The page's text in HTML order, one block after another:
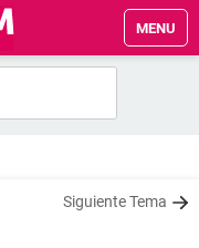
MENU
Siguiente Tema